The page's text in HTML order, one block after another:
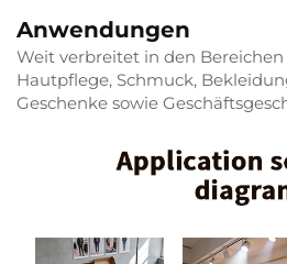
Anwendungen
Weit verbreitet in den
Hautpflege, Schmuck,
Geschenke sowie